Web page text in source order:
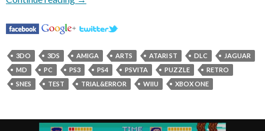
3DO 3DS AMIGA ARTS ATARI ST DLC
JAGUAR
MD
PC PS3 PS4 PSVITA PUZZLE
RETRO
SNES
TEST TRIAL&ERROR WIIU XBOX ONE